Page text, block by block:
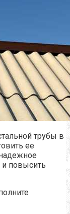
трубы в
ее
повысить